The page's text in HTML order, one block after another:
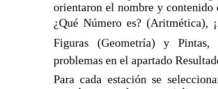
orientaron el nombre y contenido
¿Qué Número es? (Aritmética),
Figuras (Geometría) y
problemas en el apartado
Para cada estación se